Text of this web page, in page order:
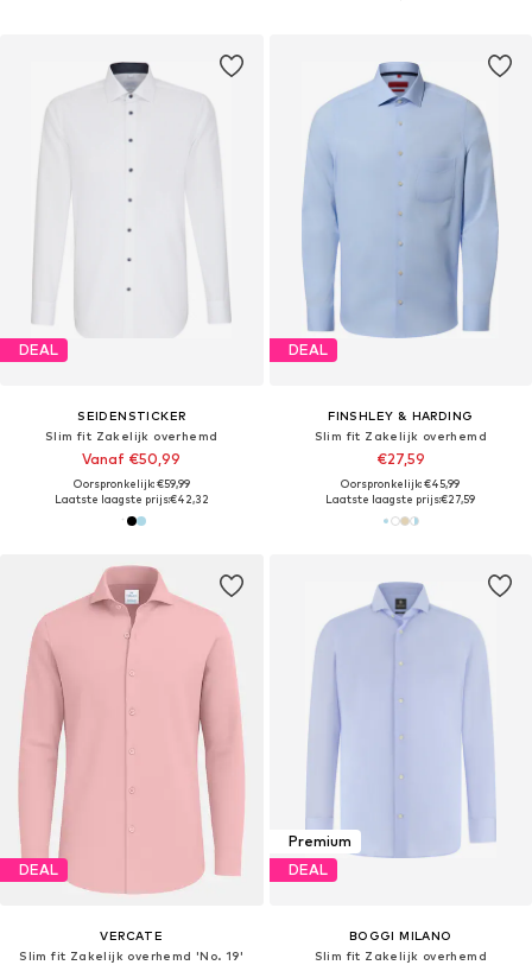
DEAL
SEIDENSTICKER
Slim fit Zakelijk overhemd
Vanaf €50,99
Oorspronkelijk: €59,99
Laatste laagste prijs:€42,32
DEAL
FINSHLEY & HARDING
Slim fit Zakelijk overhemd
€27,59
Oorspronkelijk: €45,99
Laatste laagste prijs:€27,59
DEAL
VERCATE
Slim fit Zakelijk overhemd 'No. 19'
Premium
DEAL
BOGGI MILANO
Slim fit Zakelijk overhemd